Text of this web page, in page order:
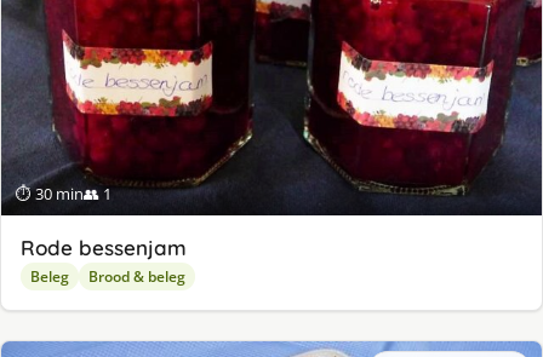
⏱ 30 min👥 1
Rode bessenjam
Beleg Brood & beleg